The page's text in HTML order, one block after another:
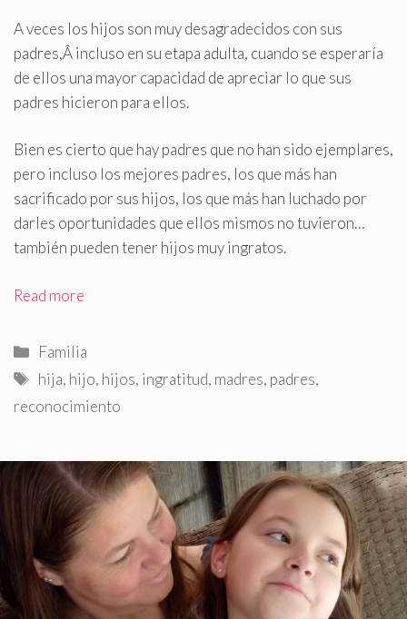
A veces los hijos son muy desagradecidos con sus
padres,Â incluso en su etapa adulta, cuando se esperaría
de ellos una mayor capacidad de apreciar lo que sus
padres hicieron para ellos.
Bien es cierto que hay padres que no han sido ejemplares,
pero incluso los mejores padres, los que más han
sacrificado por sus hijos, los que más han luchado por
darles oportunidades que ellos mismos no tuvieron…
también pueden tener hijos muy ingratos.
Read more
Categorías
Familia
Etiquetas
hija, hijo, hijos, ingratitud, madres, padres,
reconocimiento